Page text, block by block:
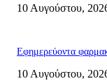
10 Αυγούστου,
Εφημερεύοντα
10 Αυγούστου,